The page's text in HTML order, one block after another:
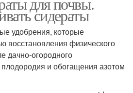
сидераты
удобрения, которые
восстановления физического
дачно-огородного
и обогащения азотом